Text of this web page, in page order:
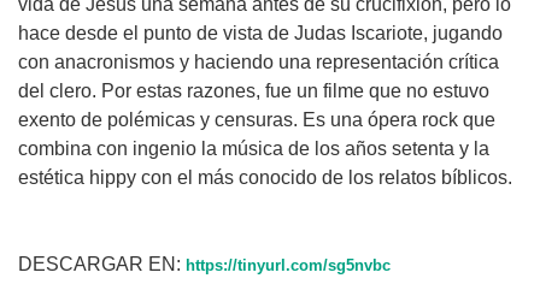
hace desde el punto de vista de Judas Iscariote, jugando
con anacronismos y haciendo una representación crítica
del clero. Por estas razones, fue un filme que no estuvo
exento de polémicas y censuras. Es una ópera rock que
combina con ingenio la música de los años setenta y la
estética hippy con el más conocido de los relatos bíblicos.
DESCARGAR EN: https://tinyurl.com/sg5nvbc